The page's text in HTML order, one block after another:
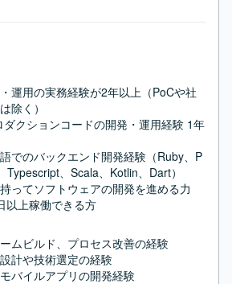
運用の実務経験が2年以上（PoCや社
除く）
ダクションコードの開発・運用経験 1年
でのバックエンド開発経験（Ruby、P
Typescript、Scala、Kotlin、Dart）
ってソフトウェアの開発を進める力
以上稼働できる方
ムビルド、プロセス改善の経験
計や技術選定の経験
バイルアプリの開発経験